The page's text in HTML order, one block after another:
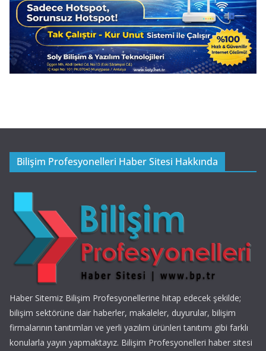
Bilişim Profesyonelleri Haber Sitesi Hakkında
Haber Sitemiz Bilişim Profesyonellerine hitap edecek şekilde;
bilişim sektörüne dair haberler, makaleler, duyurular, bilişim
firmalarının tanıtımları ve yerli yazılım ürünleri tanıtımı gibi farklı
konularla yayın yapmaktayız. Bilişim Profesyonelleri haber sitesi